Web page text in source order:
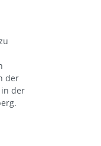
der
in der